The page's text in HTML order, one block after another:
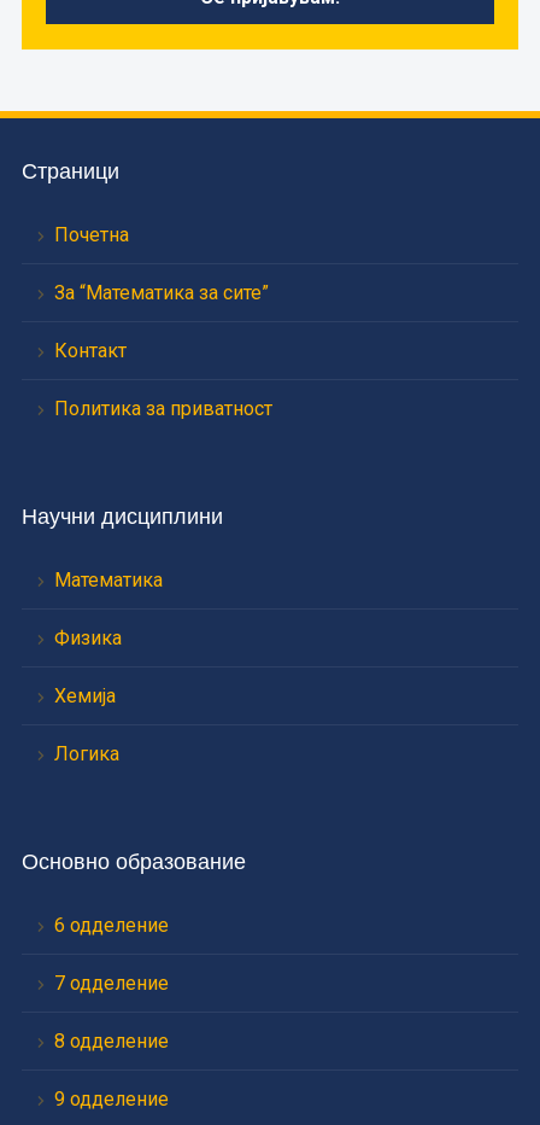
Страници
Почетна
За “Математика за сите”
Контакт
Политика за приватност
Научни дисциплини
Математика
Физика
Хемија
Логика
Основно образование
6 одделение
7 одделение
8 одделение
9 одделение